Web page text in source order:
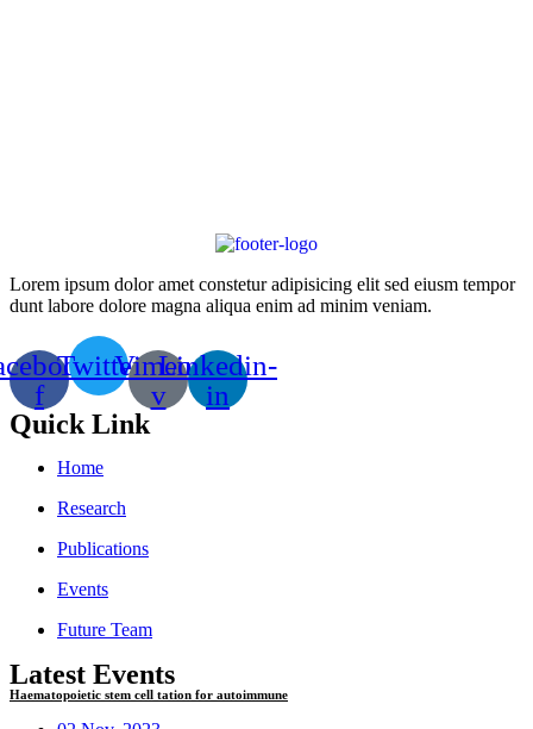
Lorem ipsum dolor amet constetur adipisicing elit sed eiusm tempor
dunt labore dolore magna aliqua enim ad minim veniam.
f
TwitterVimeo-
v
Linkedin-
in
Quick Link
Home
Research
Publications
Events
Future Team
Latest Events
Haematopoietic stem cell tation for autoimmune